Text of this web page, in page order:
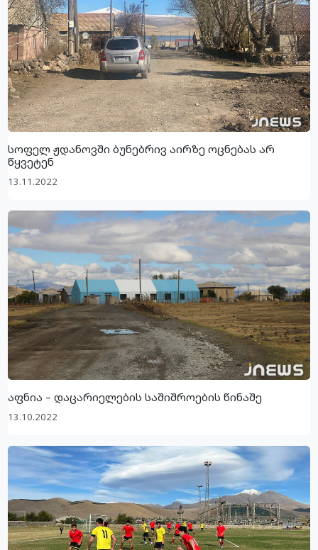
სოფელ ჟდანოვში ბუნებრივ აირზე ოცნებას არ
წყვეტენ
13.11.2022
აფნია – დაცარიელების საშიშროების წინაშე
13.10.2022